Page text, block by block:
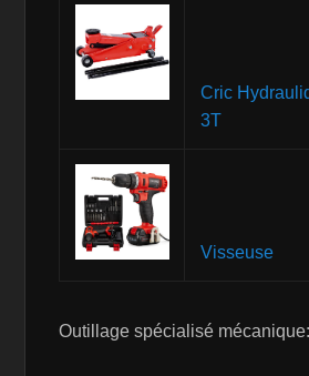
Cric
3T
Visseuse
Outillage spécialisé mécanique: